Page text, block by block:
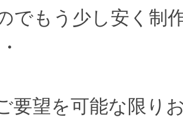
でもう少し安く制
要望を可能な限り